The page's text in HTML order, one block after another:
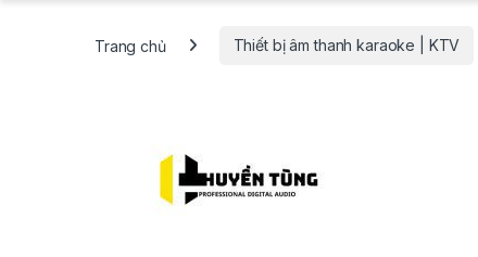
Trang chủ Thiết bị âm thanh karaoke | KTV